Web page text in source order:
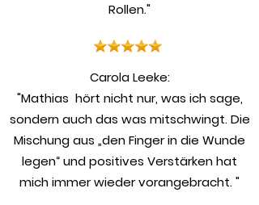
Rollen."
​Carola Leeke:
"Mathias hört nicht nur, was ich sage,
sondern auch das was mitschwingt. Die
Mischung aus „den Finger in die Wunde
legen“ und positives Verstärken hat
mich immer wieder vorangebracht. "